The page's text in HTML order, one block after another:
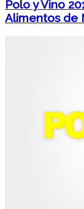
Polo y Vino
Alimentos de